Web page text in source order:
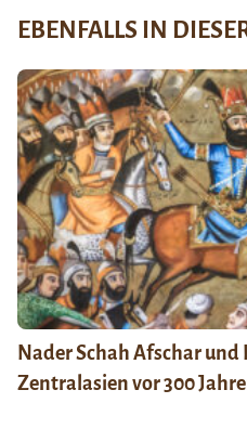
EBENFALLS IN
Nader Schah Afschar und
Zentralasien vor 300